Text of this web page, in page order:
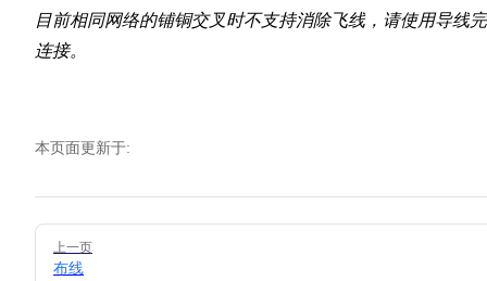
目前相同网络的铺铜交叉时不支持消除飞线，请使用导线
连接。
本页面更新于:
Pager
上一页
布线